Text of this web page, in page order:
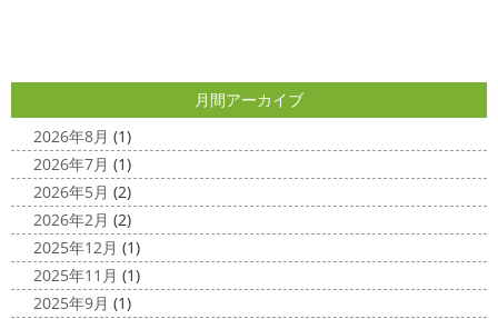
2025/04/24
美容院
＊横浜・藤沢・寒川・小田
なりどんどん暖かくなってきましたね
先日は娘の美容院
に行ってきました
腰まで頑張って伸ばした髪の毛をバッ
サリ切りたいとの事だったで数年ぶりの美容院に
30セン
チほど切る ...
すぎる
コロナがまた蔓延していますが、体調管理に気を
さてさて、先日のサーフレッスン
ちょっとご無沙 ...
2020/11/30
Bali
＊湘南の外壁塗装専門店＊
こんにちは!! 今日はバリショットを少しだ
け
南国 ウルワツ
海パンで海に入
れるって最高ですね
だまだ普通にバリに行く事は難しいですが、早く自由に海
月間アーカイブ
2026年8月 (1)
2026年7月 (1)
2026年5月 (2)
2026年2月 (2)
2025年12月 (1)
2025年11月 (1)
2025年9月 (1)